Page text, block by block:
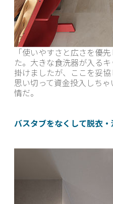
「使いやすさと広さを優
た。大きな食洗器が入る
掛けましたが、ここを妥協
思い切って資金投入しち
情だ。
バスタブをなくして脱衣